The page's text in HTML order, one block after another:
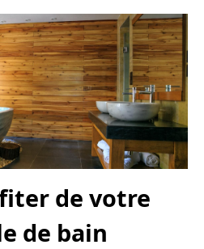
de votre
de bain